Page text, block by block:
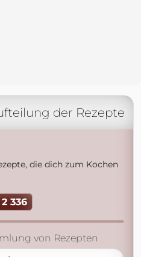
der Rezepte
die dich zum Kochen
2 336
von Rezepten